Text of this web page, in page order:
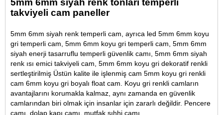
5mm 6mm siyah renk tonları temperli
takviyeli cam paneller
5mm 6mm siyah renk temperli cam, ayrıca led 5mm 6mm koyu
gri temperli cam, 5mm 6mm koyu gri temperli cam, 5mm 6mm
siyah enerji tasarruflu temperli güvenlik camı, 5mm 6mm siyah
renk ısı emici takviyeli cam, 5mm 6mm koyu gri dekoratif renkli
sertleştirilmiş Üstün kalite ile işlenmiş cam 5mm koyu gri renkli
cam 6mm koyu gri boyalı float cam. Koyu gri renkli camların
avantajlarını korumakla kalmaz, aynı zamanda en güvenlik
camlarından biri olmak için insanlar için zararlı değildir. Pencere
camı, dolap kapı camı, mutfak sıhhi camı